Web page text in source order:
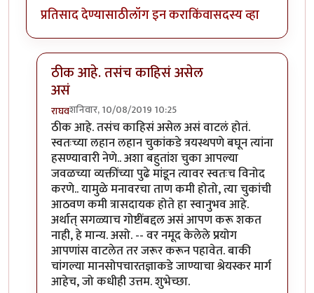
प्रतिसाद देण्यासाठीलॉग इन कराकिंवासदस्य व्हा
ठीक आहे. तसंच काहिसं असेल
असं
राघवशनिवार, 10/08/2019 10:25
In reply toखूप धन्यवाद राघवजी. मला झोपby
ठीक आहे. तसंच काहिसं असेल असं वाटलं होतं.
स्वतःच्या लहान लहान चुकांकडे त्रयस्थपणे बघून त्यांना
हसण्यावारी नेणे.. अशा बहुतांश चुका आपल्या
जवळच्या व्यक्तींच्या पुढे मांडून त्यावर स्वतःच विनोद
करणे.. यामुळे मनावरचा ताण कमी होतो, त्या चुकांची
आठवण कमी त्रासदायक होते हा स्वानुभव आहे.
अर्थात् सगळ्याच गोष्टींबद्दल असं आपण करू शकत
नाही, हे मान्य. असो. -- वर नमूद केलेले प्रयोग
आपणांस वाटलेत तर जरूर करून पहावेत. बाकी
चांगल्या मानसोपचारतज्ञाकडे जाण्याचा श्रेयस्कर मार्ग
आहेच, जो कधीही उत्तम. शुभेच्छा.